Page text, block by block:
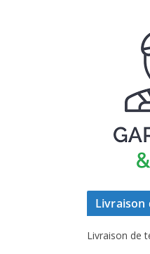
Livraison
Livraison de